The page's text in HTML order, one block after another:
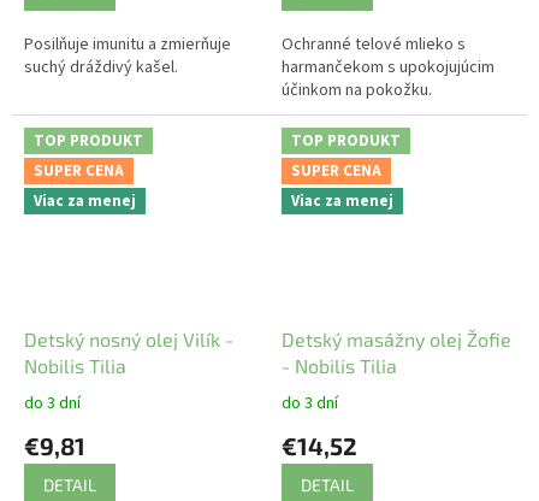
Posilňuje imunitu a zmierňuje
suchý dráždivý kašel.
Ochranné telové mlieko s
harmančekom s upokojujúcim
účinkom na pokožku.
TOP PRODUKT
SUPER CENA
Viac za menej
Detský nosný olej Vilík -
Nobilis Tilia
do 3 dní
€9,81
DETAIL
TOP PRODUKT
SUPER CENA
Viac za menej
Detský masážny olej Žofie
- Nobilis Tilia
do 3 dní
€14,52
DETAIL